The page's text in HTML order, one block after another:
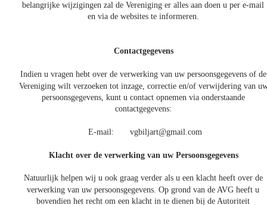
belangrijke wijzigingen zal de Vereniging er alles aan doen u per e-mail
en via de websites te informeren.
Contactgegevens
Indien u vragen hebt over de verwerking van uw persoonsgegevens of
Vereniging wilt verzoeken tot inzage, correctie en/of verwijdering van
persoonsgegevens, kunt u contact opnemen via onderstaande
contactgegevens:
E-mail: vgbiljart@gmail.com
Klacht over de verwerking van uw Persoonsgegevens
Natuurlijk helpen wij u ook graag verder als u een klacht heeft over de
verwerking van uw persoonsgegevens. Op grond van de AVG heeft u
bovendien het recht om een klacht in te dienen bij de Autoriteit